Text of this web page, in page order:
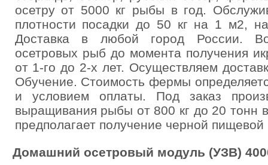
осетру от 5000 кг рыбы в год.
плотности посадки до 50 кг на 1 м2,
Доставка в любой город России.
осетровых рыб до момента получения
от 1-го до 2-х лет. Осуществляем
Обучение. Стоимость фермы
и условием оплаты. Под заказ
выращивания рыбы от 800 кг до 20 тонн
предполагает получение черной пищевой
Домашний осетровый модуль (УЗВ)